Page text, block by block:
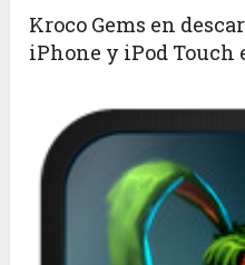
Kroco Gems en
iPhone y iPod Touch